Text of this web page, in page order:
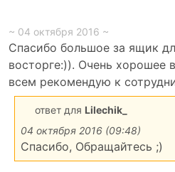
~ 04 октября 2016 ~
Спасибо большое за ящик
восторге:)). Очень хорошее
всем рекомендую к
ответ для Lilechik_
04 октября 2016 (09:48)
Спасибо, Обращайтесь ;)